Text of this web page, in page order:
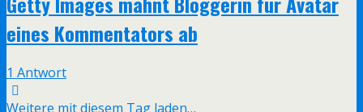
eines Kommentators ab
1 Antwort
Weitere mit diesem Tag laden…